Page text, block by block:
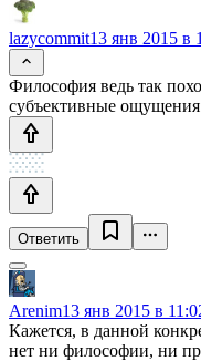
lazycommit13 янв 2015 в
Философия ведь так
субъективные
Ответить
Arenim13 янв 2015 в
Кажется, в данной
нет ни философии, ни